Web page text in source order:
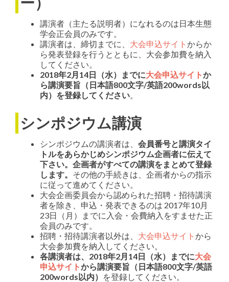
講演者（主たる説明者）になれるのは日本生態
学会正会員のみです。
講演者は、締切までに、 大会申込サイト からか
ら発表登録を行うとともに、大会参加費を納入
してください。
2018年2月14日（水）までに大会申込サイトか
ら講演要旨（日本語800文字/英語200words以
内）を登録してください。
シンポジウム講演
シンポジウムの講演者は、 会員番号と講演タイ
トルをあらかじめシンポジウム企画者に伝えて
下さい。企画者がすべての講演をまとめて登録
します。 その他の手続きは、企画者からの指示
に従って進めてください。
大会企画委員会から認められた招聘・招待講演
者を除き、申込・発表できるのは 2017年10月
23日（月）までに入会・会費納入をすませた正
会員のみです。
招聘・招待講演者以外は、 大会申込サイト から
大会参加費を納入してください。
各講演者は、2018年2月14日（水）までに大会
申込サイトから講演要旨（日本語800文字/英語
200words以内） を登録してください。